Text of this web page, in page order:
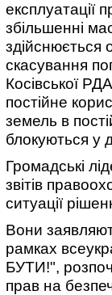
експлуатації
збільшенні
здійснюється
скасування
Косівської
постійне
земель в
блокуються у
Громадські
звітів
ситуації
Вони
рамках
БУТИ!",
прав на